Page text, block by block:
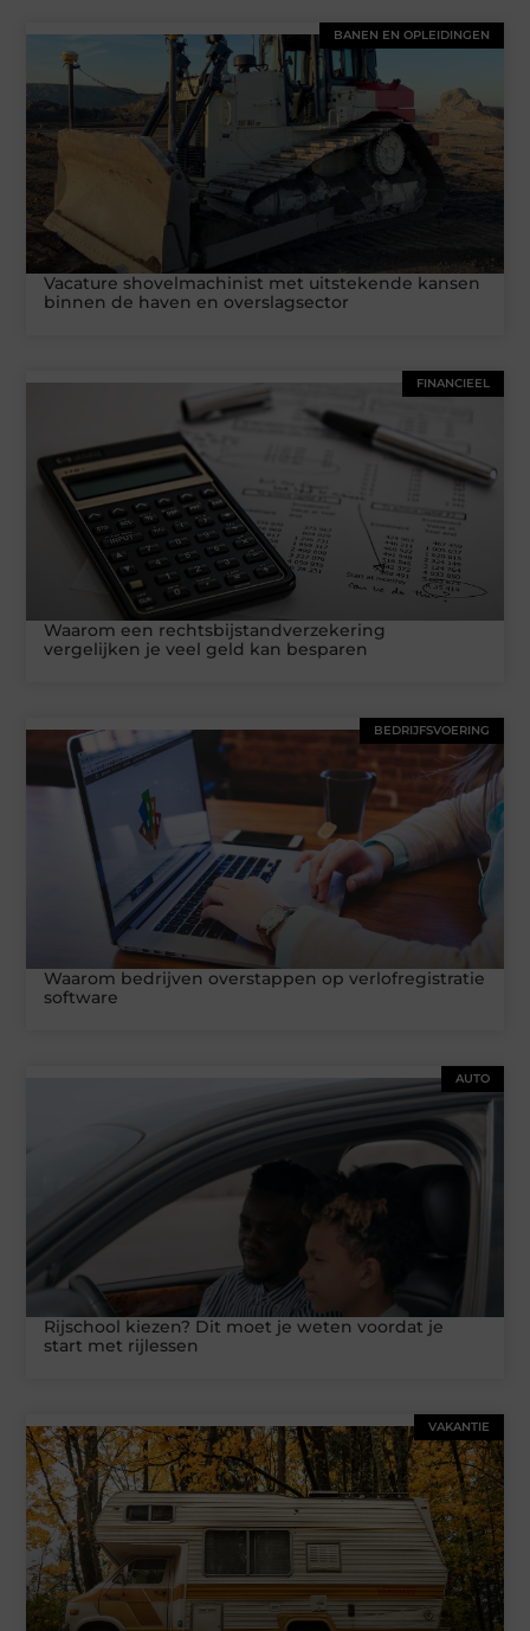
BANEN EN OPLEIDINGEN
Vacature shovelmachinist met uitstekende kansen
binnen de haven en overslagsector
FINANCIEEL
Waarom een rechtsbijstandverzekering
vergelijken je veel geld kan besparen
BEDRIJFSVOERING
Waarom bedrijven overstappen op verlofregistratie
software
AUTO
Rijschool kiezen? Dit moet je weten voordat je
start met rijlessen
VAKANTIE